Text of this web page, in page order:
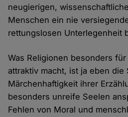
neugierigen,
Menschen ein nie
rettungslosen Unterlegenheit
Was Religionen besonders
attraktiv macht, ist ja eben die
Märchenhaftigkeit ihrer
besonders unreife Seelen
Fehlen von Moral und